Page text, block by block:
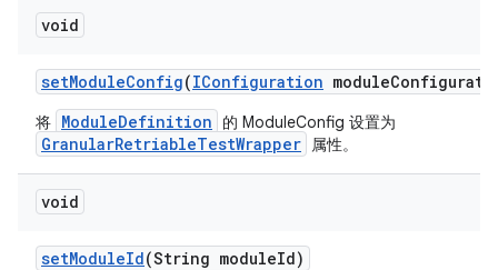
void
setModuleConfig(IConfiguration module
将 ModuleDefinition 的 ModuleConfig 设置为
GranularRetriableTestWrapper 属性。
void
setModuleId(String moduleId)